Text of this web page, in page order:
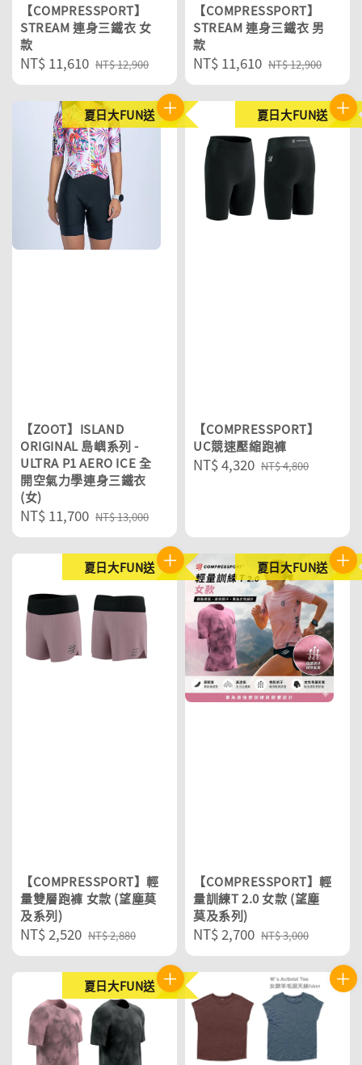
【COMPRESSPORT】
STREAM 連身三鐵衣 女
款
Sale
price
NT$ 11,610 Regular
price
NT$ 12,900
【COMPRESSPORT】
STREAM 連身三鐵衣 男
款
Sale
price
NT$ 11,610 Regular
price
NT$ 12,900
夏日大FUN送
【ZOOT】ISLAND
ORIGINAL 島嶼系列 -
ULTRA P1 AERO ICE 全
開空氣力學連身三鐵衣
(女)
Sale
price
NT$ 11,700 Regular
price
NT$ 13,000
夏日大FUN送
【COMPRESSPORT】
UC競速壓縮跑褲
Sale
NT$ 4,320 Regular
NT$ 4,800
夏日大FUN送
【COMPRESSPORT】輕
量雙層跑褲 女款 (望塵莫
及系列)
Sale
price
NT$ 2,520 Regular
price
NT$ 2,880
夏日大FUN送
【COMPRESSPORT】輕
量訓練T 2.0 女款 (望塵
莫及系列)
Sale
price
NT$ 2,700 Regular
price
NT$ 3,000
夏日大FUN送